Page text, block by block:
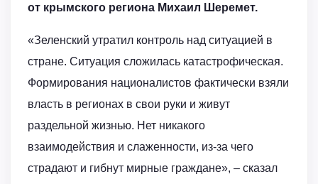
от крымского региона Михаил Шеремет.
«Зеленский утратил контроль над ситуацией в
стране. Ситуация сложилась катастрофическая.
Формирования националистов фактически взяли
власть в регионах в свои руки и живут
раздельной жизнью. Нет никакого
взаимодействия и слаженности, из-за чего
страдают и гибнут мирные граждане», – сказал